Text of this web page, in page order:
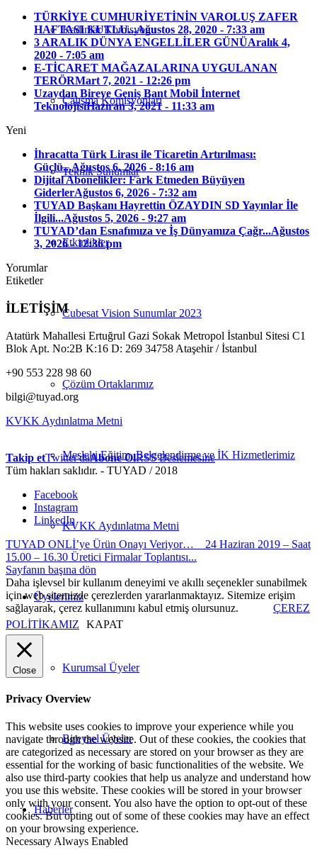
Kadınlar Komisyonu
Çalışma Komisyonları
Teknik Sunumlar
Etkinlikler
Cubesat Vision Sunumlar 2023
Çözüm Ortaklarımız
Mesleki Eğitim, Belgelendirme ve İK Hizmetlerimiz
KVKK Aydınlatma Metni
Üyelerimiz
Kurumsal Üyeler
Bireysel Üyeler
Haberler
TÜRKİYE CUMHURİYETİNİN VAROLUŞ ZAFER
HAFTASI KUTLU...Ağustos 28, 2020 - 7:33 am
3 ARALIK DÜNYA ENGELLİLER GÜNÜAralık 4,
2020 - 7:05 am
E-TİCARET MAĞAZALARINA UYGULANAN
TERÖRMart 7, 2021 - 12:26 pm
Uzaydan Bireye Geniş Bant Mobil İnternet
TeknolojisiHaziran 3, 2021 - 11:33 am
Yeni
İhracatta Türk Lirası ile Ticaretin Artırılması:
Güçlü...Ağustos 6, 2026 - 8:16 am
Dijital Abonelikler: Fark Etmeden Büyüyen
GiderlerAğustos 6, 2026 - 7:32 am
TUYAD Başkanı Hayrettin ÖZAYDIN SD Yayınlar İle
İlgili...Ağustos 5, 2026 - 9:27 am
TUYAD’dan Esnafımıza ve İş Dünyamıza Çağr...Ağustos
3, 2026 - 12:36 pm
Yorumlar
Etiketler
İLETİŞİM
Atatürk Mahallesi Ertuğrul Gazi Sokak Metropol İstanbul Sitesi C1
Blok Apt. No:2B K:16 D: 269 34758 Ataşehir / İstanbul
+90 553 228 98 60
bilgi@tuyad.org
KVKK Aydınlatma Metni
Takip etTwitter'daAbone OlRSS Beslemesine
Tüm hakları saklıdır. - TUYAD / 2018
Facebook
Instagram
LinkedIn
TUYAD ONLİ’ye Ürün Onayı Veriyor…
24 Haziran 2019 – Saat
15.00 – 16.30 Üretici Firmalar Toplantısı...
Sayfanın başına dön
Daha işlevsel bir kullanım deneyimi ve akıllı seçenekler sunabilmek
için web sitemizde çerezlerden yararlanmaktayız. Sitemize erişim
sağlayarak, çerez kullanımını kabul etmiş olursunuz.
ÇEREZ
POLİTİKAMIZ
KAPAT
Close
Privacy Overview
This website uses cookies to improve your experience while you
navigate through the website. Out of these cookies, the cookies that
are categorized as necessary are stored on your browser as they are
essential for the working of basic functionalities of the website. We
also use third-party cookies that help us analyze and understand how
you use this website. These cookies will be stored in your browser
only with your consent. You also have the option to opt-out of these
cookies. But opting out of some of these cookies may have an effect
on your browsing experience.
Necessary Always Enabled